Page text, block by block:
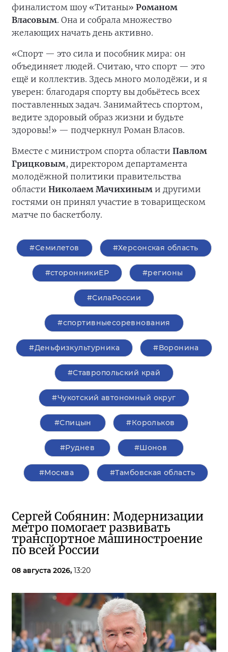
финалистом шоу «Титаны» Романом
Власовым. Она и собрала множество
желающих начать день активно.
«Спорт — это сила и пособник мира: он
объединяет людей. Считаю, что спорт — это
ещё и коллектив. Здесь много молодёжи, и я
уверен: благодаря спорту вы добьётесь всех
поставленных задач. Занимайтесь спортом,
ведите здоровый образ жизни и будьте
здоровы!» — подчеркнул Роман Власов.
Вместе с министром спорта области Павлом
Грицковым, директором департамента
молодёжной политики правительства
области Николаем Мачихиным и другими
гостями он принял участие в товарищеском
матче по баскетболу.
#Семилетов #Херсонская область
#сторонникиЕР #регионы
#СилаРоссии
#спортивныесоревнования
#Деньфизкультурника #Воронина
#Ставропольский край
#Чукотский автономный округ
#Спицын #Корольков
#Руднев #Шонов
#Москва #Тамбовская область
Сергей Собянин: Модернизации
метро помогает развивать
транспортное машиностроение
по всей России
08 августа 2026, 13:20